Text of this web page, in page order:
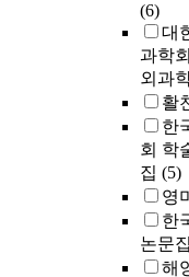
(6)
대
과학
외과
활
한
회 학
집 (5)
영
한
논문집
해